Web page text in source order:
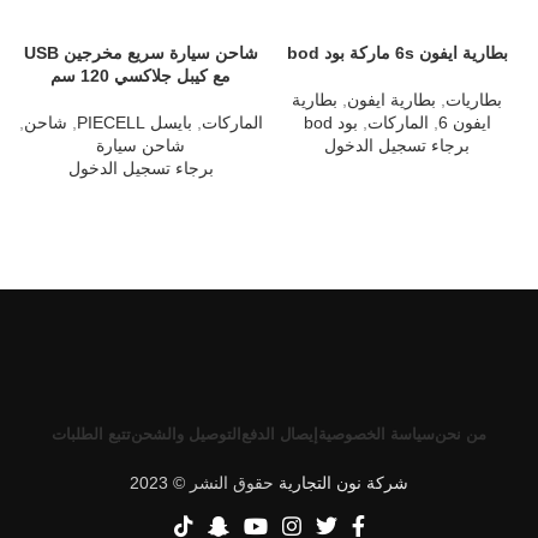
بطارية ايفون 6s ماركة بود bod
بطاريات بطارية ايفون
بطارية
ايفون 6
الماركات
بود bod
برجاء تسجيل الدخول
شاحن سيارة سريع مخرجين USB
مع كيبل جلاكسي 120 سم
الماركات, بايسل PIECELL , شاحن,
شاحن سيارة
برجاء تسجيل الدخول
من نحنسياسة الخصوصية إيصال الدفع التوصيل والشحنتتبع الطلبات
شركة نون التجارية حقوق النشر © 2023